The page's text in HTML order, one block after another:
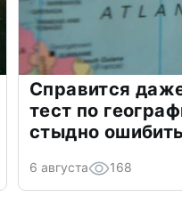
Справится
тест по
стыдно
6 августа 168